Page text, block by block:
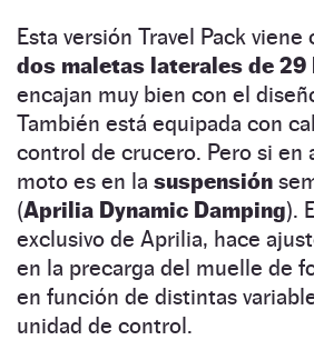
Esta versión Travel Pack viene
dos maletas laterales de
encajan muy bien con el
También está equipada con
control de crucero. Pero si en
moto es en la suspensión
(Aprilia Dynamic Damping).
exclusivo de Aprilia, hace
en la precarga del muelle de
en función de distintas
unidad de control.